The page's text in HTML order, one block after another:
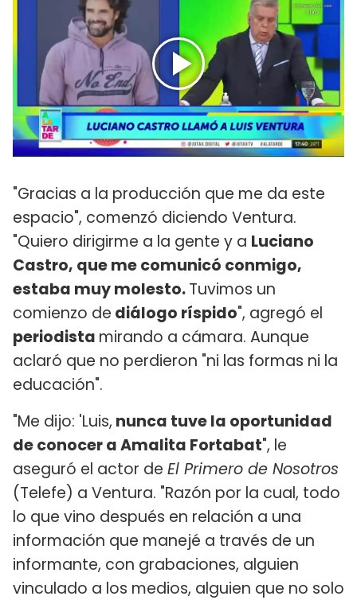
"Gracias a la producción que me da este
espacio", comenzó diciendo Ventura.
"Quiero dirigirme a la gente y a Luciano
Castro, que me comunicó conmigo,
estaba muy molesto.Tuvimos un
comienzo de diálogo ríspido", agregó el
periodista mirando a cámara. Aunque
aclaró que no perdieron "ni las formas ni la
educación".
"Me dijo: 'Luis, nunca tuve la oportunidad
de conocer a Amalita Fortabat", le
aseguró el actor de El Primero de Nosotros
(Telefe) a Ventura. "Razón por la cual, todo
lo que vino después en relación a una
información que manejé a través de un
informante, con grabaciones, alguien
vinculado a los medios, alguien que no solo